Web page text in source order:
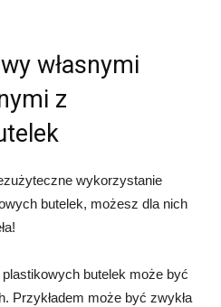
własnymi
z
wykorzystanie
butelek, możesz dla nich
butelek może być
Przykładem może być zwykła